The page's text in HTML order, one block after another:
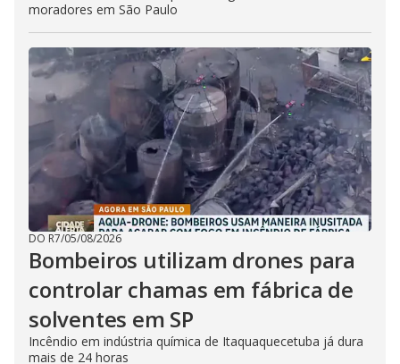
moradores em São Paulo
DO R7/05/08/2026
Bombeiros utilizam drones para
controlar chamas em fábrica de
solventes em SP
Incêndio em indústria química de Itaquaquecetuba já dura
mais de 24 horas